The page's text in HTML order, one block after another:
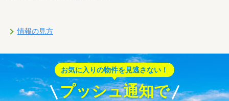
情報の見方
お気に入りの物件を見逃さない！
プッシュ通知で